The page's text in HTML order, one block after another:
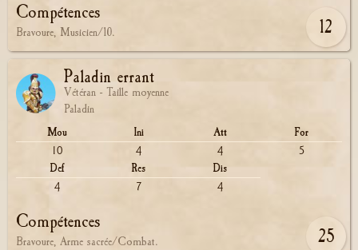
Compétences
Bravoure, Musicien/10. 12
Paladin errant
Vétéran - Taille moyenne
Paladin
Mou
10
Ini
4
Att
4
For
5
Def
4
Res
7
Dis
4
Compétences
Bravoure, Arme sacrée/Combat. 25